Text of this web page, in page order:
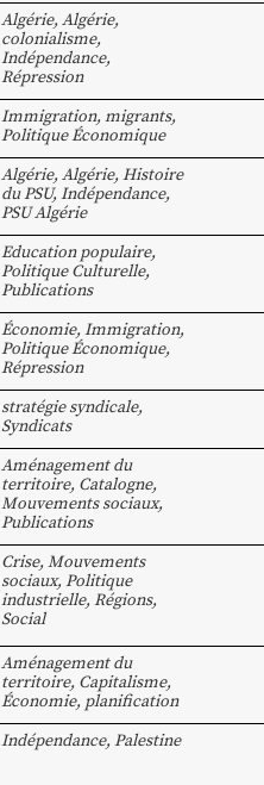
Algérie, Algérie,
colonialisme,
Indépendance,
Répression
Immigration, migrants,
Politique Économique
Algérie, Algérie, Histoire
du PSU, Indépendance,
PSU Algérie
Education populaire,
Politique Culturelle,
Publications
Économie, Immigration,
Politique Économique,
Répression
stratégie syndicale,
Syndicats
Aménagement du
territoire, Catalogne,
Mouvements sociaux,
Publications
Crise, Mouvements
sociaux, Politique
industrielle, Régions,
Social
Aménagement du
territoire, Capitalisme,
Économie, planification
Indépendance, Palestine